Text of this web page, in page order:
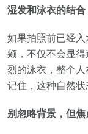
湿发和泳衣的结
如果拍照前已经
颊，不仅不会显
烈的泳衣，整个人
记住，这种自然状
别忽略背景，但